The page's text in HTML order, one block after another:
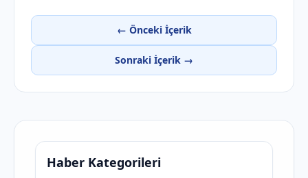
← Önceki İçerik
Sonraki İçerik →
Haber Kategorileri